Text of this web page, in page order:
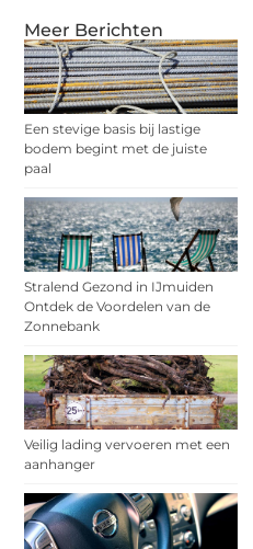
Meer Berichten
Een stevige basis bij lastige
bodem begint met de juiste
paal
Stralend Gezond in IJmuiden
Ontdek de Voordelen van de
Zonnebank
Veilig lading vervoeren met een
aanhanger